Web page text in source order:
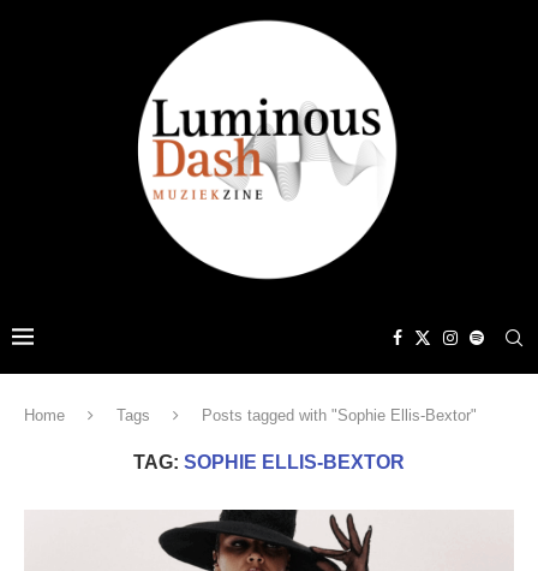
Home Tags Posts tagged with "Sophie Ellis-Bextor"
TAG: SOPHIE ELLIS-BEXTOR